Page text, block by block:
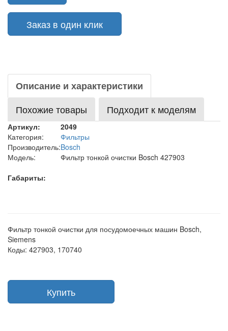
Заказ в один клик
Описание и характеристики
Похожие товары
Подходит к моделям
Артикул:
2049
Категория:
Фильтры
Производитель:Bosch
Модель:
Фильтр тонкой очистки Bosch 427903
Габариты:
Фильтр тонкой очистки для посудомоечных машин Bosch,
Siemens
Коды: 427903, 170740